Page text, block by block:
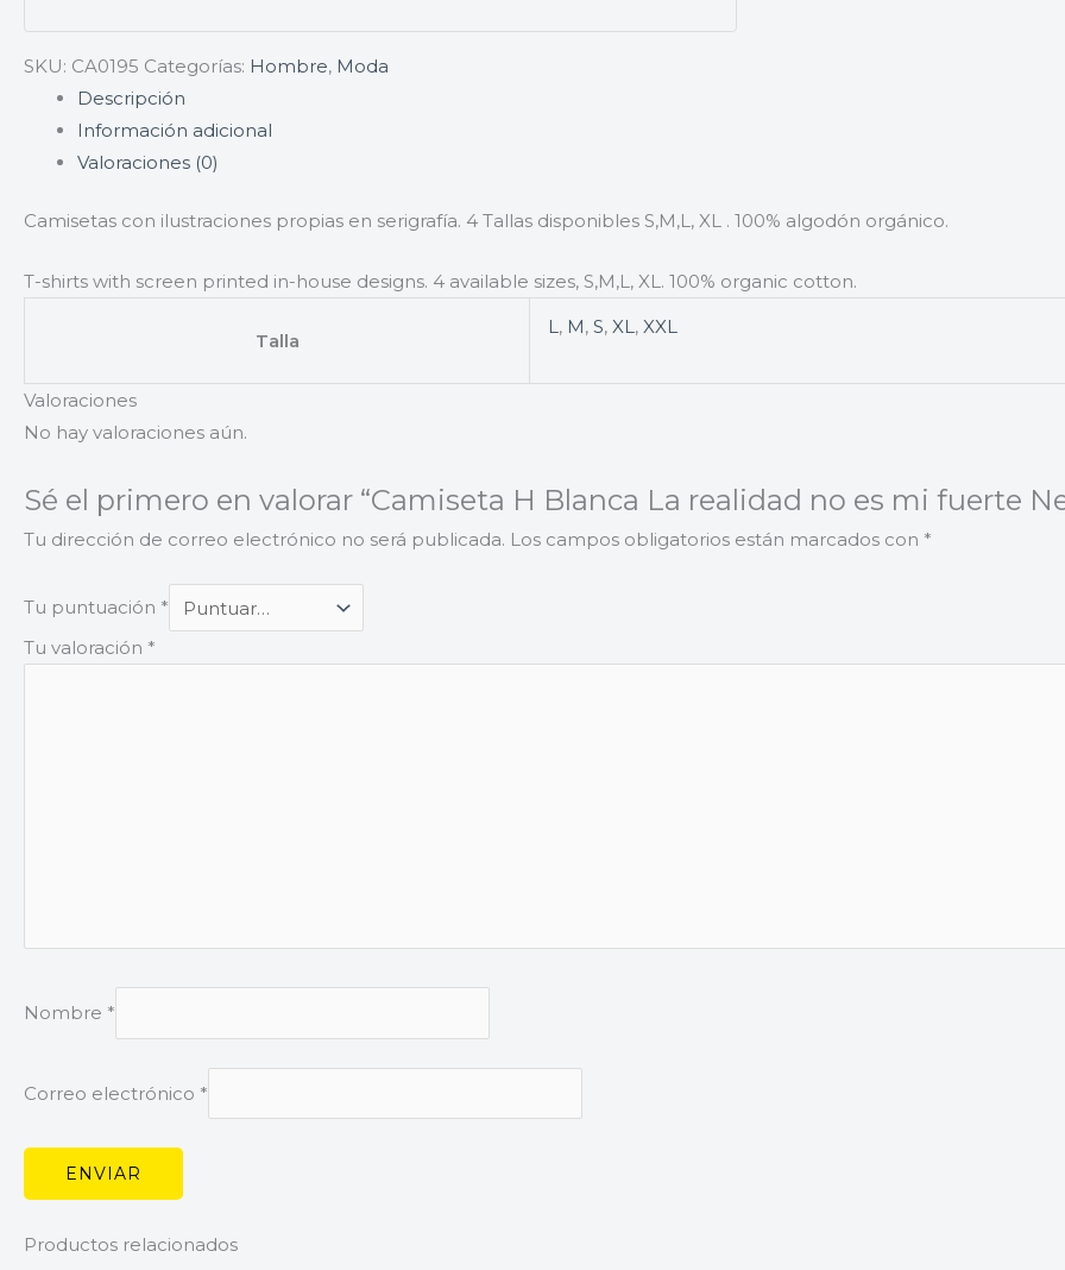
SKU: CA0195 Categorías: Hombre, Moda
Descripción
Información adicional
Valoraciones (0)
Camisetas con ilustraciones propias en serigrafía. 4 Tallas disponibles S,M,L, XL . 100% algodón orgánico.
T-shirts with screen printed in-house designs. 4 available sizes, S,M,L, XL. 100% organic cotton.
Talla
L, M, S, XL, XXL
Valoraciones
No hay valoraciones aún.
Sé el primero en valorar “Camiseta H Blanca La realidad no es mi fuerte
Tu dirección de correo electrónico no será publicada. Los campos obligatorios están marcados con *
Tu puntuación *
Tu valoración *
Nombre *
Correo electrónico *
Productos relacionados